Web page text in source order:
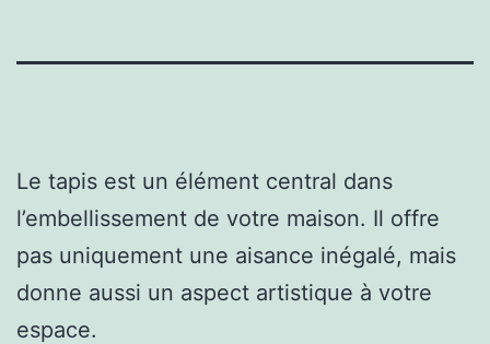
Le tapis est un élément central dans
l’embellissement de votre maison. Il offre
pas uniquement une aisance inégalé, mais
donne aussi un aspect artistique à votre
espace.